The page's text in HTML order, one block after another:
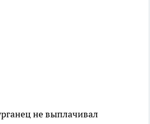
не выплачивал